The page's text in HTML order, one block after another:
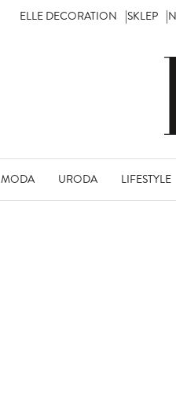
ELLE DECORATION SKLEP
MODA URODA LIFESTYLE